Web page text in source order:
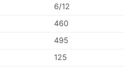
6/12
460
495
125